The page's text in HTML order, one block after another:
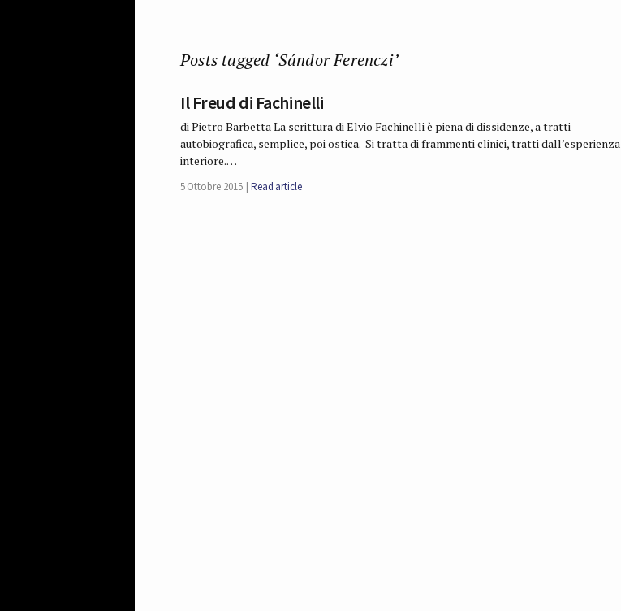
Posts tagged ‘Sándor Ferenczi’
Il Freud di Fachinelli
di Pietro Barbetta La scrittura di Elvio Fachinelli è piena di dissidenze, a tratti
autobiografica, semplice, poi ostica. Si tratta di frammenti clinici, tratti dall’esperienza
interiore.…
5 Ottobre 2015 Read article